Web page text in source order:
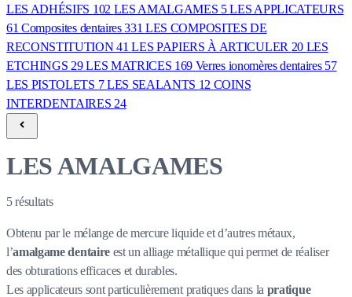
LES ADHÉSIFS 102 LES AMALGAMES 5LES APPLICATEURS
61Composites dentaires331LES COMPOSITES DE
RECONSTITUTION41LES PAPIERS À ARTICULER 20 LES
ETCHINGS 29LES MATRICES 169 Verres ionomères dentaires 57
LES PISTOLETS 7LES SEALANTS 12 COINS
INTERDENTAIRES 24
LES AMALGAMES
5résultats
Obtenu par le mélange de mercure liquide et d’autres métaux,
l’amalgame dentaireest un alliage métallique qui permet de réaliser
des obturations efficaces et durables.
Les applicateurs sont particulièrement pratiques dans la pratique